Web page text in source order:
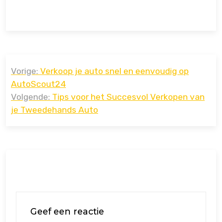
navigatie
Vorige: Verkoop je auto snel en eenvoudig op
AutoScout24
Volgende: Tips voor het Succesvol Verkopen van
je Tweedehands Auto
Geef een reactie